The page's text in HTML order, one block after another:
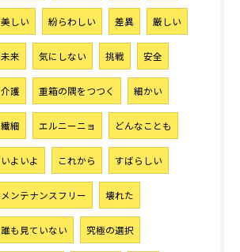
美しい 紛らわしい 差異 厳しい
未来 気にしない 挑戦 安全
介護 重箱の隅をつつく 細かい
繊細 エルニーニョ どんなことも
いよいよ これから すばらしい
メンテナンスフリー 壊れた
誰も見ていない 究極の選択